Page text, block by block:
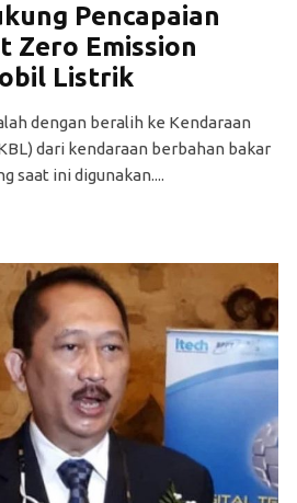
Pencapaian
Zero Emission
Listrik
dengan beralih ke Kendaraan
dari kendaraan berbahan bakar
saat ini digunakan....